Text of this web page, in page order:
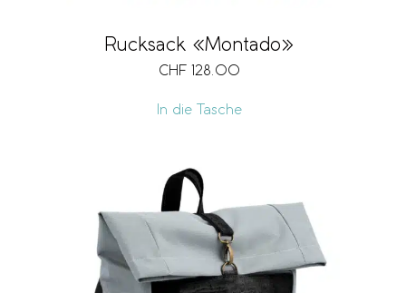
Rucksack «Montado»
CHF 128.00
In die Tasche